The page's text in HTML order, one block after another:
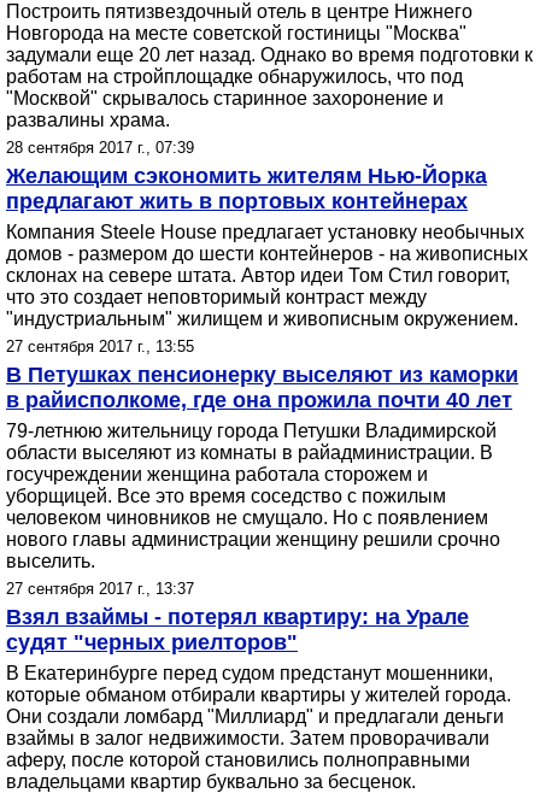
Построить пятизвездочный отель в центре Нижнего
Новгорода на месте советской гостиницы "Москва"
задумали еще 20 лет назад. Однако во время подготовки к
работам на стройплощадке обнаружилось, что под
"Москвой" скрывалось старинное захоронение и
развалины храма.
28 сентября 2017 г., 07:39
Желающим сэкономить жителям Нью-Йорка
предлагают жить в портовых контейнерах
Компания Steele House предлагает установку необычных
домов - размером до шести контейнеров - на живописных
склонах на севере штата. Автор идеи Том Стил говорит,
что это создает неповторимый контраст между
"индустриальным" жилищем и живописным окружением.
27 сентября 2017 г., 13:55
В Петушках пенсионерку выселяют из каморки
в райисполкоме, где она прожила почти 40 лет
79-летнюю жительницу города Петушки Владимирской
области выселяют из комнаты в райадминистрации. В
госучреждении женщина работала сторожем и
уборщицей. Все это время соседство с пожилым
человеком чиновников не смущало. Но с появлением
нового главы администрации женщину решили срочно
выселить.
27 сентября 2017 г., 13:37
Взял взаймы - потерял квартиру: на Урале
судят "черных риелторов"
В Екатеринбурге перед судом предстанут мошенники,
которые обманом отбирали квартиры у жителей города.
Они создали ломбард "Миллиард" и предлагали деньги
взаймы в залог недвижимости. Затем проворачивали
аферу, после которой становились полноправными
владельцами квартир буквально за бесценок.